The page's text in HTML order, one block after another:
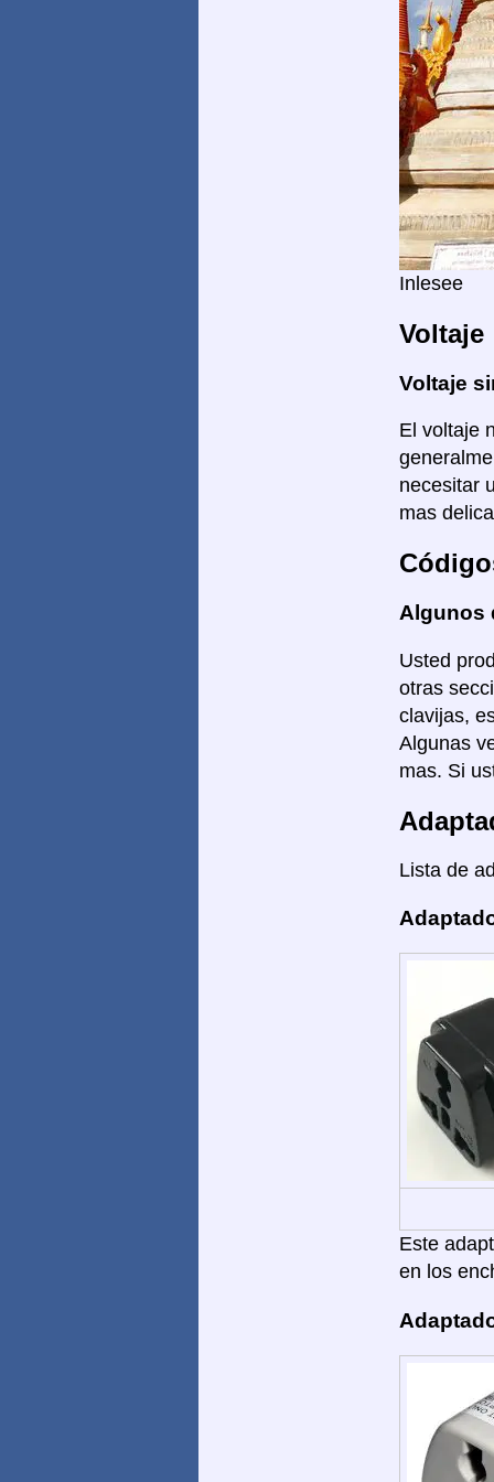
Inlesee
Voltaje
Voltaje
El voltaje
necesitar
mas
Algunos
Usted
otras
clavijas,
Algunas
mas. Si
Lista de
Este
en los